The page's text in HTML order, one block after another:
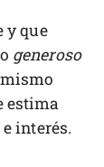
y que
generoso
estima
interés.